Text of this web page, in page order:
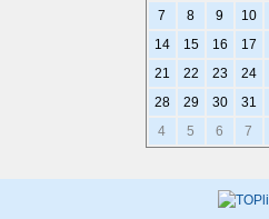
7
8 9 10
14
15 16 17
21
22 23 24
28
29 30 31
4
5 6 7